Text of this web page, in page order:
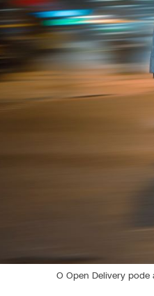
O Open Delivery pode